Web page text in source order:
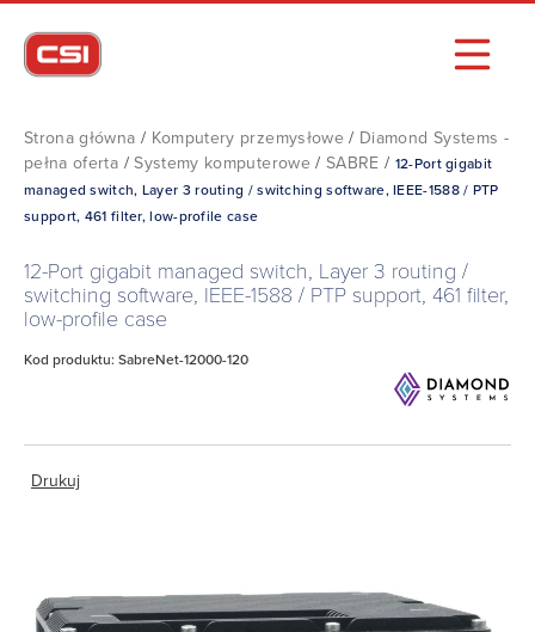
Strona główna / Komputery przemysłowe / Diamond Systems -
pełna oferta /Systemy komputerowe / SABRE / 12-Port gigabit
managed switch, Layer 3 routing / switching software, IEEE-1588 / PTP
support, 461 filter, low-profile case
12-Port gigabit managed switch, Layer 3 routing /
switching software, IEEE-1588 / PTP support, 461 filter,
low-profile case
Kod produktu: SabreNet-12000-120
Drukuj